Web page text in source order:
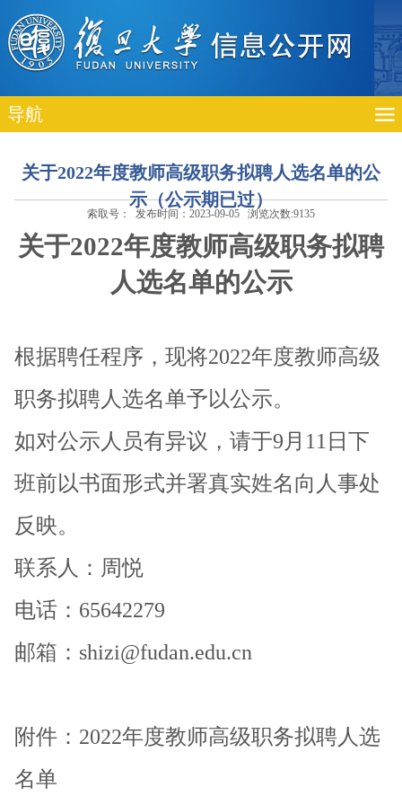
导航
关于2022年度教师高级职务拟聘人选名单的公
示（公示期已过）
索取号： 发布时间：2023-09-05 浏览次数:9135
关于2022年度教师高级职务拟聘
人选名单的公示
根据聘任程序，现将2022年度教师高级
职务拟聘人选名单予以公示。
如对公示人员有异议，请于9 月 11 日下
班前以书面形式并署真实姓名向人事处
反映。
联系人：周悦
电话： 65642279
邮箱： shizi@fudan.edu.cn
附件： 2022年度教师高级职务拟聘人选
名单